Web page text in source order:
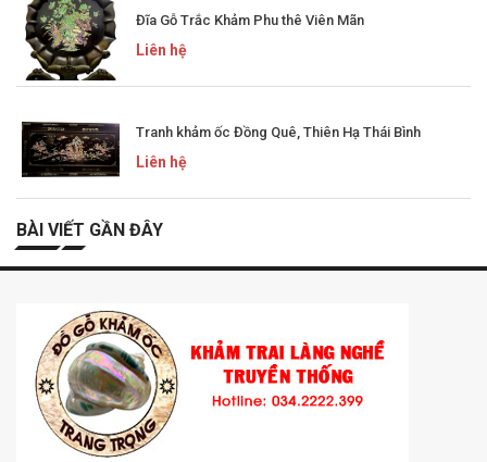
Đĩa Gỗ Trắc Khảm Phu thê Viên Mãn
Liên hệ
Tranh khảm ốc Đồng Quê, Thiên Hạ Thái Bình
Liên hệ
BÀI VIẾT GẦN ĐÂY